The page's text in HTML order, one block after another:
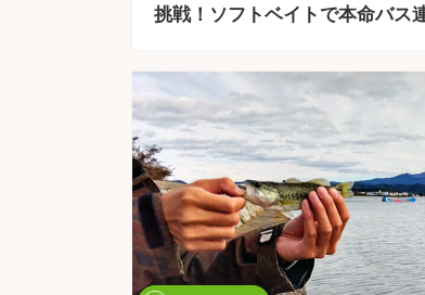
挑戦！ソフトベイトで本命バス